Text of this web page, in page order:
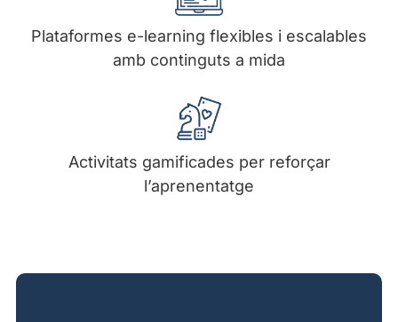
Plataformes e-learning flexibles i escalables
amb continguts a mida
Activitats gamificades per reforçar
l’aprenentatge